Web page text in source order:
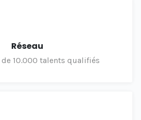
Réseau
de 10.000 talents qualifiés